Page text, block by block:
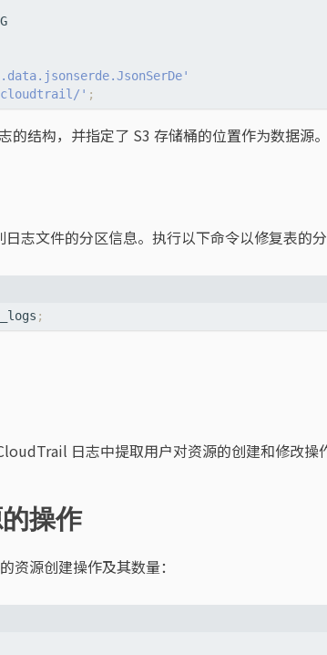
cloudtrail/' ;
结构，并指定了 S3 存储桶的位置作为数据源。
志文件的分区信息。执行以下命令以修复表的分
;
日志中提取用户对资源的创建和修改操
操作
资源创建操作及其数量：